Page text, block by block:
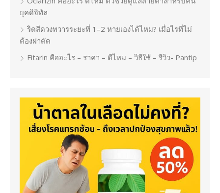
ยุคดิจิทัล
ริดสีดวงทวารระยะที่ 1–2 หายเองได้ไหม? เมื่อไรที่ไม่
ต้องผ่าตัด
Fitarin คืออะไร – ราคา – ดีไหม – วิธีใช้ – รีวิว- Pantip